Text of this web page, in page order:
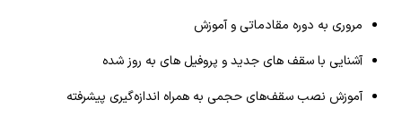
مروری به دوره مقادماتی و آموزش
آشنایی با سقف های جدید و پروفیل های به روز شده
آموزش نصب سقف‌های حجمی به همراه اندازه‌گیری پیشرفته